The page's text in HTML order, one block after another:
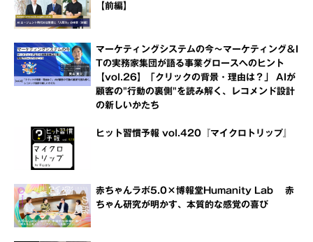
【前編】
マーケティングシステムの今～マーケティング＆I
Tの実務家集団が語る事業グロースへのヒント
【vol.26】「クリックの背景・理由は？」 AIが
顧客の"行動の裏側"を読み解く、レコメンド設計
の新しいかたち
ヒット習慣予報 vol.420『マイクロトリップ』
赤ちゃんラボ5.0×博報堂Humanity Lab 赤
ちゃん研究が明かす、本質的な感覚の喜び